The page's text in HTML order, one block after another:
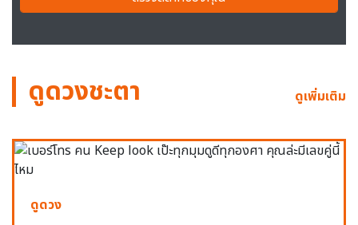
ดูดวงชะตา ดูเพิ่มเติม
ดูดวง